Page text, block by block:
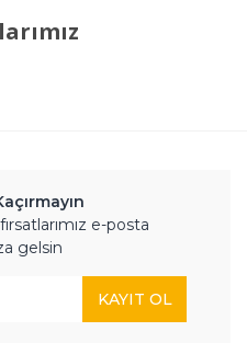
e-posta
gelsin
KAYIT OL